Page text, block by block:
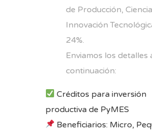
de Producción,
Innovación
24%.
Enviamos los detalles
continuación:
Créditos para inversión
productiva de PyMES
Beneficiarios: Micro,